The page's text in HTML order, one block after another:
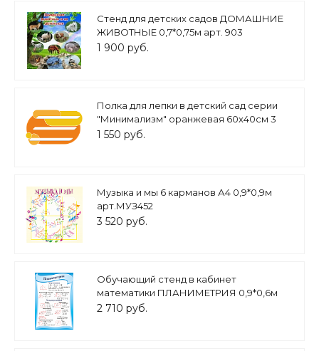
Стенд для детских садов ДОМАШНИЕ
ЖИВОТНЫЕ 0,7*0,75м арт. 903
1 900 руб.
Полка для лепки в детский сад серии
"Минимализм" оранжевая 60х40см 3
полочки для поделок настенная арт.
1 550 руб.
Музыка и мы 6 карманов А4 0,9*0,9м
арт.МУЗ452
3 520 руб.
Обучающий стенд в кабинет
математики ПЛАНИМЕТРИЯ 0,9*0,6м
арт. 3305
2 710 руб.